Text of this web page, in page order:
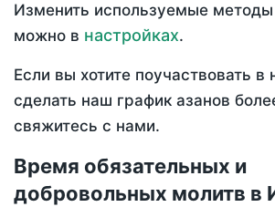
Изменить используемые методы
можно в настройках.
Если вы хотите поучаствовать в
сделать наш график азанов
свяжитесь с нами.
Время обязательных и
добровольных молитв в